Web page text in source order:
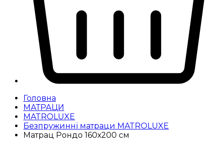
Головна
МАТРАЦИ
MATROLUXE
Безпружинні матраци MATROLUXE
Матрац Рондо 160х200 см